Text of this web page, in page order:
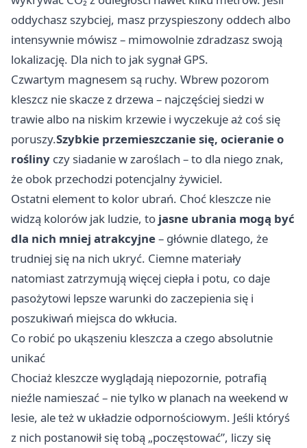
oddychasz szybciej, masz przyspieszony oddech albo
intensywnie mówisz – mimowolnie zdradzasz swoją
lokalizację. Dla nich to jak sygnał GPS.
Czwartym magnesem są ruchy. Wbrew pozorom
kleszcz nie skacze z drzewa – najczęściej siedzi w
trawie albo na niskim krzewie i wyczekuje aż coś się
poruszy.Szybkie przemieszczanie się, ocieranie o
rośliny czy siadanie w zaroślach – to dla niego znak,
że obok przechodzi potencjalny żywiciel.
Ostatni element to kolor ubrań. Choć kleszcze nie
widzą kolorów jak ludzie, to jasne ubrania mogą być
dla nich mniej atrakcyjne– głównie dlatego, że
trudniej się na nich ukryć. Ciemne materiały
natomiast zatrzymują więcej ciepła i potu, co daje
pasożytowi lepsze warunki do zaczepienia się i
poszukiwań miejsca do wkłucia.
Co robić po ukąszeniu kleszcza a czego absolutnie
unikać
Chociaż kleszcze wyglądają niepozornie, potrafią
nieźle namieszać – nie tylko w planach na weekend w
lesie, ale też w układzie odpornościowym. Jeśli któryś
z nich postanowił się tobą „poczęstować”, liczy się